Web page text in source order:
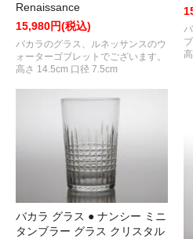
Renaissance
15,980円(税込)
バカラのグラス、ルネッサンスのウ
ォーターゴブレットでございます。
高さ 14.5cm 口径 7.5cm
バカラ グラス ● ナンシー ミニ
タンブラー グラス クリスタル